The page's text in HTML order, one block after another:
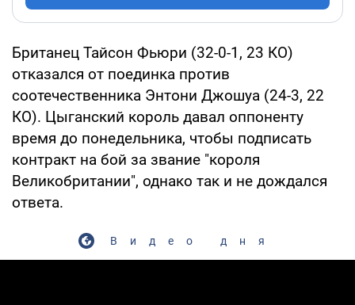
Британец Тайсон Фьюри (32-0-1, 23 КО)
отказался от поединка против
соотечественника Энтони Джошуа (24-3, 22
КО). Цыганский король давал оппоненту
время до понедельника, чтобы подписать
контракт на бой за звание "короля
Великобритании", однако так и не дождался
ответа.
Видео дня